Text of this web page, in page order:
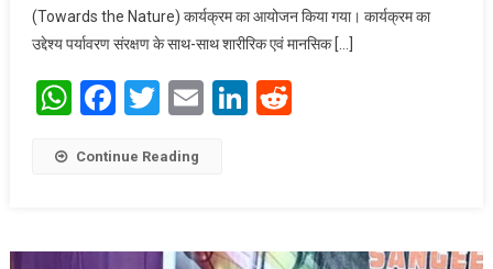
(Towards the Nature) कार्यक्रम का आयोजन किया गया। कार्यक्रम का
उद्देश्य पर्यावरण संरक्षण के साथ-साथ शारीरिक एवं मानसिक […]
WhatsApp
Facebook
Twitter
EmailLinkedIn
Reddit
Continue Reading